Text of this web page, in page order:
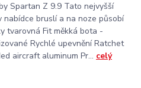
Spartan Z 9.9 Tato nejvyšší
nabídce bruslí a na noze působí
tvarovná Fit měkká bota -
Rychlé upevnění Ratchet
aircraft aluminum Pr... celý